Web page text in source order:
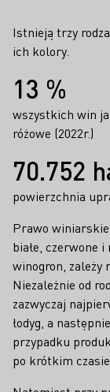
Istnieją trzy
ich kolory.
Fakty
13 %
wszystkich win
różowe (2022r.)
70.752
powierzchnia
Prawo
białe, czerwone
winogron, zależy
Niezależnie od
zazwyczaj
łodyg, a
przypadku
po krótkim